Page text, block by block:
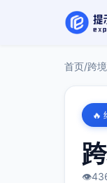
首页/跨
🔥
👁️